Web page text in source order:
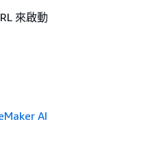
來啟動
AI